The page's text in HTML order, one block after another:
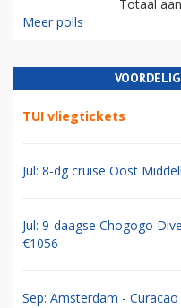
Totaal
Meer polls
TUI vliegtickets
Jul: 8-dg cruise Oost
Jul: 9-daagse Chogogo
€1056
Sep: Amsterdam - Curacao